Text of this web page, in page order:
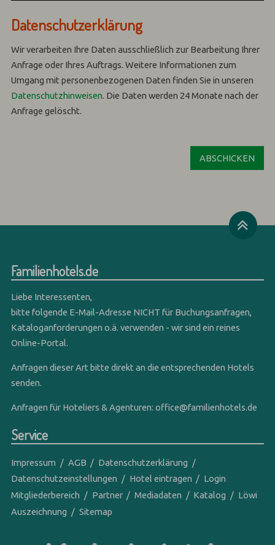
Datenschutzerklärung
Wir verarbeiten Ihre Daten ausschließlich zur Bearbeitung Ihrer
Anfrage oder Ihres Auftrags.Weitere Informationen zum
Umgang mit personenbezogenen Daten finden Sie in unseren
Datenschutzhinweisen. Die Daten werden 24 Monate nach der
Anfrage gelöscht.
Familienhotels.de
Liebe Interessenten,
bitte folgende E-Mail-Adresse NICHT für Buchungsanfragen,
Kataloganforderungen o.ä. verwenden - wir sind ein reines
Online-Portal.
Anfragen dieser Art bitte direkt an die entsprechenden Hotels
senden.
Anfragen für Hoteliers & Agenturen:office@familienhotels.de
Service
Impressum AGB
Datenschutzerklärung
Datenschutzeinstellungen
Hotel eintragen
Login
Mitgliederbereich
Partner Mediadaten Katalog
Löwi
Auszeichnung
Sitemap